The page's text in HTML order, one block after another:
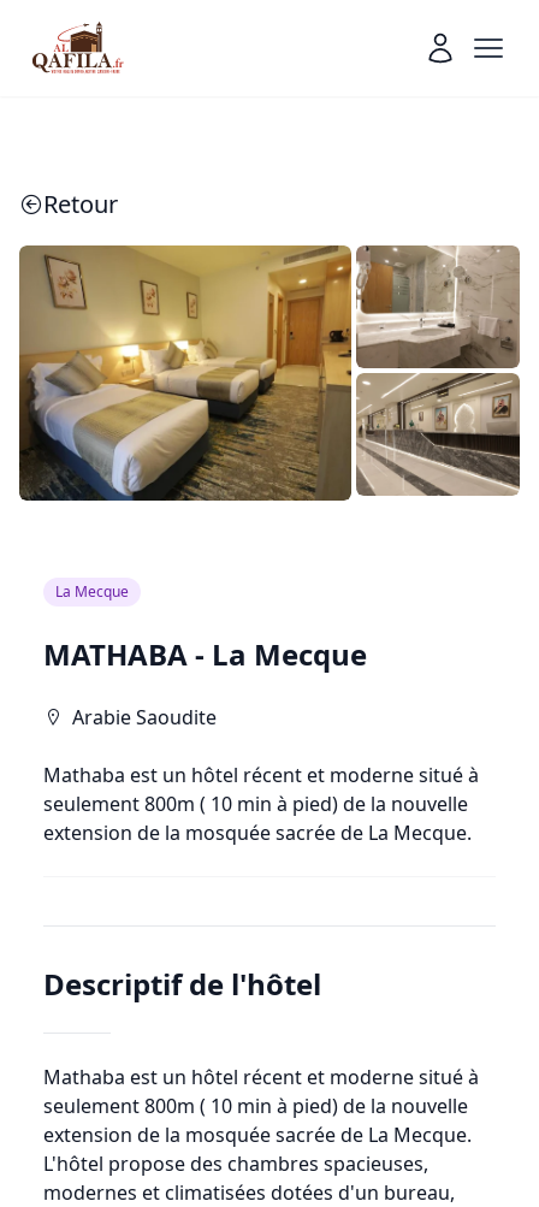
Retour
La Mecque
MATHABA- La Mecque
Arabie Saoudite
Mathaba est un hôtel récent et moderne situé à
seulement 800m ( 10 min à pied) de la nouvelle
extension de la mosquée sacrée de La Mecque.
Descriptif de l'hôtel
Mathaba est un hôtel récent et moderne situé à
seulement 800m ( 10 min à pied) de la nouvelle
extension de la mosquée sacrée de La Mecque.
L'hôtel propose des chambres spacieuses,
modernes et climatisées dotées d'un bureau,